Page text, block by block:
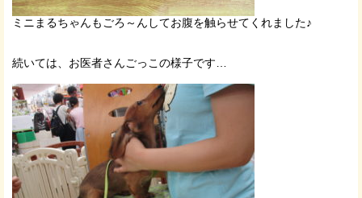
ミニまるちゃんもごろ～んしてお腹を触らせてくれました♪
続いては、お医者さんごっこの様子です…